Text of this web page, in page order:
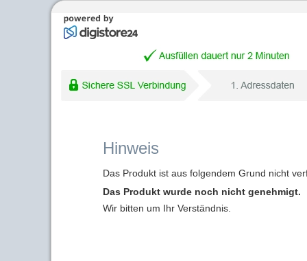
Hinweis
Das Produkt ist aus folgendem Grund nicht
Das Produkt wurde noch nicht genehmigt.
Wir bitten um Ihr Verständnis.